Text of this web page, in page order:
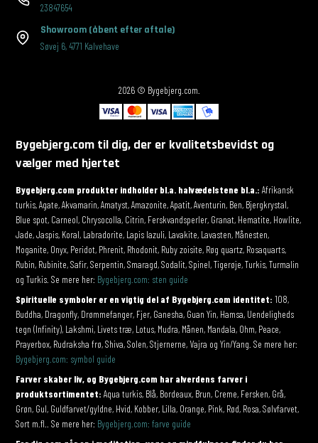
23847654
Showroom (åbent efter aftale)
Søvej 6,4771 Kalvehave
2026 © Bygebjerg.com.
Bygebjerg.com til dig, der er kvalitetsbevidst og
vælger med hjertet
Bygebjerg.com produkter indholder bl.a. halvædelstene bl.a.: Afrikansk
turkis, Agate, Akvamarin, Amatyst, Amazonite, Apatit, Aventurin, Ben, Bjergkrystal,
Blue spot, Carneol, Chrysocolla, Citrin, Ferskvandsperler, Granat, Hematite, Howlite,
Jade, Jaspis, Koral, Labradorite, Lapis lazuli, Lavakite, Lavasten, Månesten,
Moganite, Onyx, Peridot, Phrenit, Rhodonit, Ruby zoisite, Røg quartz, Rosaquarts,
Rubin, Rubinite, Safir, Serpentin, Smaragd, Sodalit, Spinel, Tigerøje, Turkis, Turmalin
og Turkis. Se mere her: Bygebjerg.com: sten guide
Spirituelle symboler er en vigtig del af Bygebjerg.com identitet: 108,
Buddha, Dragonfly, Drømmefanger, Fjer, Ganesha, Guan Yin, Hamsa, Uendeligheds
tegn (Infinity), Lakshmi, Livets træ, Lotus, Mudra, Månen, Mandala, Ohm, Peace,
Prayerbox, Rudraksha frø, Shiva, Solen, Stjernerne, Vajra og Yin/Yang. Se mere her:
Bygebjerg.com: symbol guide
Farver skaber liv, og Bygebjerg.com har alverdens farver i
produktsortimentet: Aqua turkis, Blå, Bordeaux, Brun, Creme, Fersken, Grå,
Grøn, Gul, Guldfarvet/gyldne, Hvid, Kobber, Lilla, Orange, Pink, Rød, Rosa, Sølvfarvet,
Sort m.fl.. Se mere her: Bygebjerg.com: farve guide